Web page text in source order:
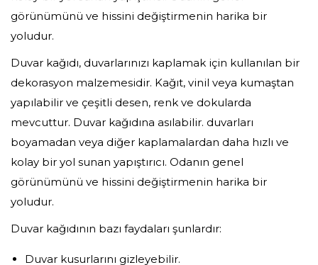
görünümünü ve hissini değiştirmenin harika bir
yoludur.
Duvar kağıdı, duvarlarınızı kaplamak için kullanılan bir
dekorasyon malzemesidir. Kağıt, vinil veya kumaştan
yapılabilir ve çeşitli desen, renk ve dokularda
mevcuttur. Duvar kağıdına asılabilir. duvarları
boyamadan veya diğer kaplamalardan daha hızlı ve
kolay bir yol sunan yapıştırıcı. Odanın genel
görünümünü ve hissini değiştirmenin harika bir
yoludur.
Duvar kağıdının bazı faydaları şunlardır:
Duvar kusurlarını gizleyebilir.